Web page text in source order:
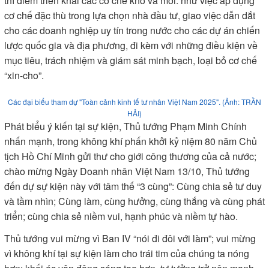
dịch vụ gắn với tiêu chí: “Làm cho người dân Việt Nam vui
hơn, nhiều nụ cười hơn” qua hình thức hợp lực công-tư.
Các đại biểu tham dự "Toàn cảnh kinh tế tư nhân Việt Nam 2025". (Ảnh: TRẦN
HẢI)
Để sáng kiến ViPEL và tinh thần “ba cùng” được đi vào cuộc
ban đầu của Ban IV và đội ngũ doanh nhân sáng lập, Hội
đồng điều hành ViPEL kiến nghị Thủ tướng Chính phủ giao
các bộ, ngành liên quan tham mưu cơ chế hoặc cách thức
Thí điểm mô hình hợp tác “Công-tư đồng kiến quốc”.
Việc này sẽ mở ra cơ hội và tiến tới cơ sở pháp lý cho phép
thí điểm triển khai các cơ chế khó và mới: như việc áp dụng
cơ chế đặc thù trong lựa chọn nhà đầu tư, giao việc dẫn dắt
cho các doanh nghiệp uy tín trong nước cho các dự án chiến
mục tiêu, trách nhiệm và giám sát minh bạch, loại bỏ cơ chế
“xin-cho”.